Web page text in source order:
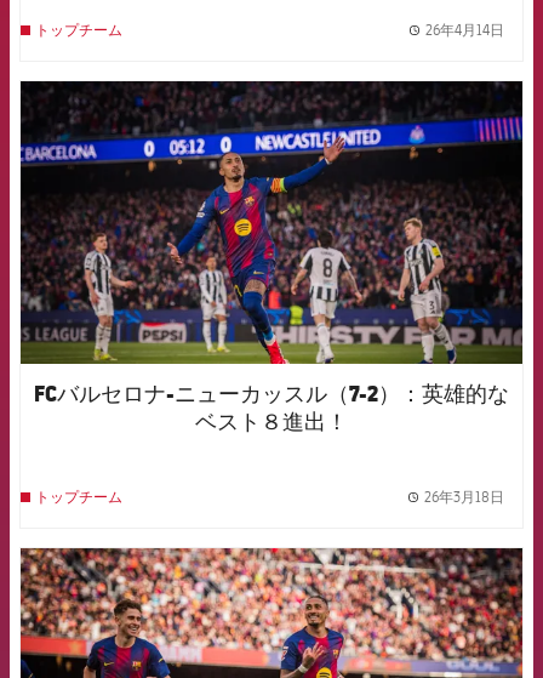
トップチーム 26年4月14日
FCB Barcelona badge
FCバルセロナ-ニューカッスル（7-2）：英雄的な
ベスト８進出！
トップチーム 26年3月18日
FCB Barcelona badge